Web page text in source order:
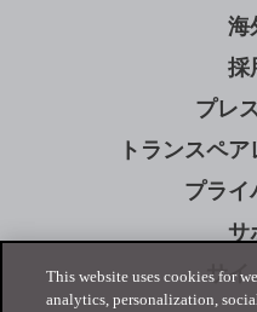
海
採
プレ
トランスペ
プライ
サ
サイ
This website uses cookies for
analytics, personalization,